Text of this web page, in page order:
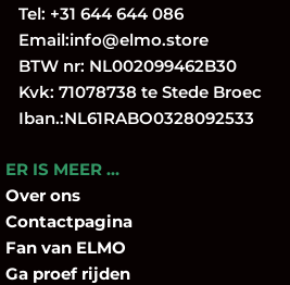
Tel: +31 644 644 086
Email:info@elmo.store
BTW nr: NL002099462B30
Kvk: 71078738 te Stede Broec
Iban.:NL61RABO0328092533
ER IS MEER …
Over ons
Contactpagina
Fan van ELMO
Ga proef rijden